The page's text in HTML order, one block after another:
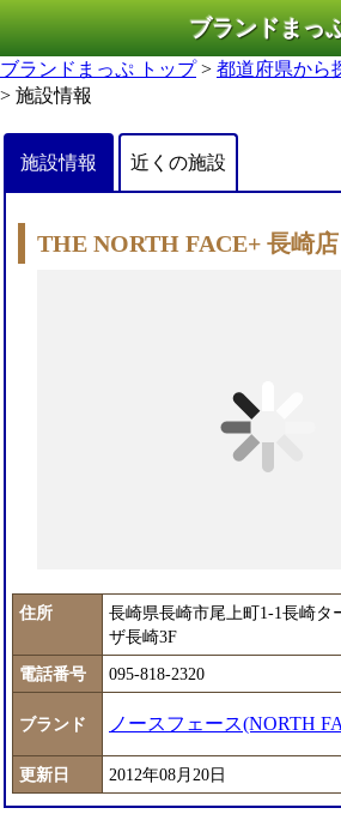
ブランドまっ
ブランドまっぷ トップ> 都道府県から
> 施設情報
施設情報 近くの施設
THE NORTH FACE+ 長崎店
住所
長崎県長崎市尾上町1-1長崎タ
ザ長崎3F
電話番号
095-818-2320
ブランド ノースフェース(NORTH
更新日 2012年08月20日